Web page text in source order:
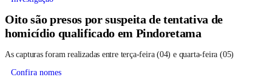
Oito são presos por suspeita de tentativa de
homicídio qualificado em Pindoretama
As capturas foram realizadas entre terça-feira (04) e quarta-feira (05)
Confira nomes